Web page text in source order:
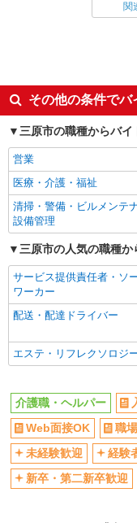
週2～3日勤務OK
交通費支給
関
その他の条件で
三原市の職種からバ
営業
医療・介護・福祉
清掃・警備・ビルメンテ
設備管理
三原市の人気の職種
サービス提供責任者・ソ
ワーカー
配送・配達ドライバー
エステ・リフレクソロジ
介護職・ヘルパー
Web面接OK
職
未経験歓迎
経験
新卒・第二新卒歓迎